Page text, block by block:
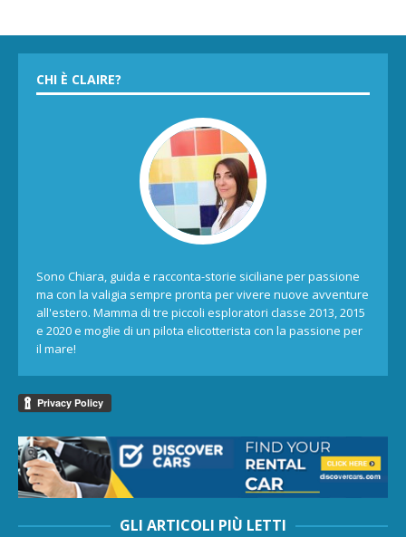
CHI È CLAIRE?
Sono Chiara, guida e racconta-storie siciliane per passione
ma con la valigia sempre pronta per vivere nuove avventure
all'estero. Mamma di tre piccoli esploratori classe 2013, 2015
e 2020 e moglie di un pilota elicotterista con la passione per
il mare!
GLI ARTICOLI PIÙ LETTI